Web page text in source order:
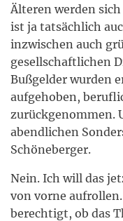
Älteren werden
ist ja tatsächlich
inzwischen auch
gesellschaftlichen
Bußgelder wurden
aufgehoben,
zurückgenommen.
abendlichen
Schöneberger.
Nein. Ich will das
von vorne
berechtigt, ob das